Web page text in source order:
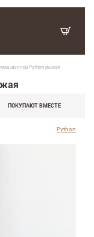
шоппер Python рыжая
ПОКУПАЮТ ВМЕСТЕ
Python